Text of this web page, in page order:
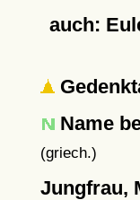
auch:
Name
(griech.)
Jungfrau,